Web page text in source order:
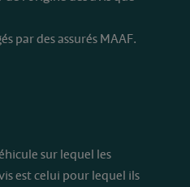
par des assurés MAAF.
sur lequel les
est celui pour lequel ils